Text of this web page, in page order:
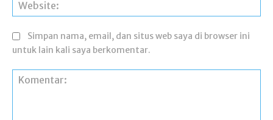
Simpan nama, email, dan situs web saya di browser ini
untuk lain kali saya berkomentar.